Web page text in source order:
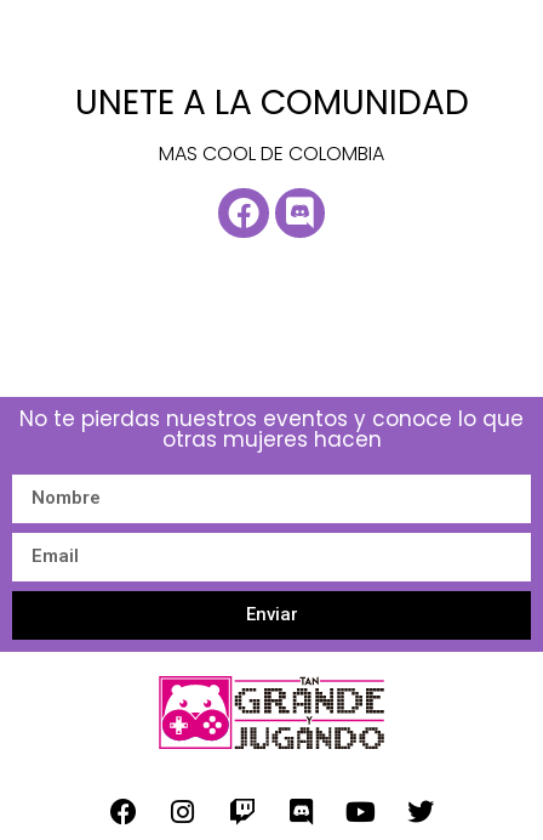
UNETE A LA COMUNIDAD
MAS COOL DE COLOMBIA
No te pierdas nuestros eventos y conoce lo que
otras mujeres hacen
Enviar